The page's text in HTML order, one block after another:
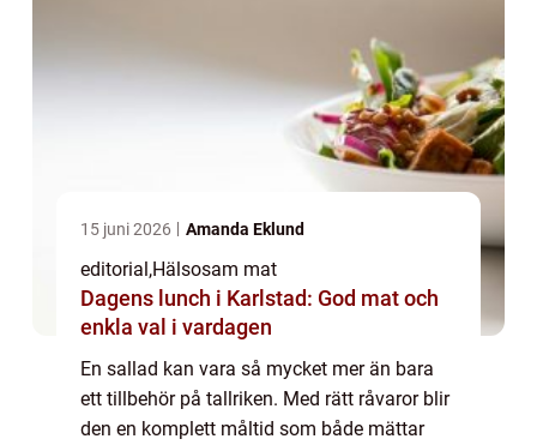
15 juni 2026 Amanda Eklund
editorial,Hälsosam mat
Dagens lunch i Karlstad: God mat och
enkla val i vardagen
En sallad kan vara så mycket mer än bara
ett tillbehör på tallriken. Med rätt råvaror blir
den en komplett måltid som både mättar